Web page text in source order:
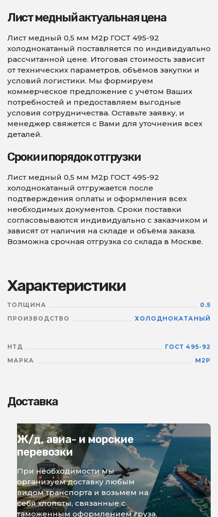
Лист медный актуальная цена
Лист медный 0,5 мм М2р ГОСТ 495-92
холоднокатаный поставляется по индивидуально
рассчитанной цене. Итоговая стоимость зависит
от технических параметров, объёмов закупки и
условий логистики. Мы формируем
коммерческое предложение с учётом Ваших
потребностей и предоставляем выгодные
условия сотрудничества. Оставьте заявку, и
менеджер свяжется с Вами для уточнения всех
деталей.
Сроки и порядок отгрузки
Лист медный 0,5 мм М2р ГОСТ 495-92
холоднокатаный отгружается после
подтверждения оплаты и оформления всех
необходимых документов. Сроки поставки
согласовываются индивидуально с заказчиком и
зависят от наличия на складе и объёма заказа.
Возможна срочная отгрузка со склада в Москве.
Характеристики
ТОЛЩИНА
0.5
ПРОИЗВОДСТВО
ХОЛОДНОКАТАНЫЙ
НТД
ГОСТ 495-92
МАРКА
М2Р
Доставка
Ж/д, авиа- и морские
перевозки
При необходимости мы
организуем доставку любым
видом транспорта и возьмем на
себя хлопоты, связанные с
таможенным оформлением груза.